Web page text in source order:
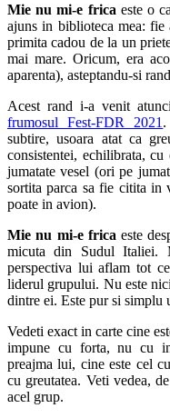
Mie nu mi-e frica este o
ajuns in biblioteca mea:
primita cadou de la un
mai mare. Oricum, era
aparenta), asteptandu-si
Acest rand i-a venit
frumosul Fest-FDR 2021 .
subtire, usoara atat ca
consistentei, echilibrata,
jumatate vesel (ori pe
sortita parca sa fie citita in
poate in avion).
Mie nu mi-e frica este
micuta din Sudul Italiei.
perspectiva lui aflam tot
liderul grupului. Nu este
dintre ei. Este pur si simplu
Vedeti exact in carte cine
impune cu forta, nu cu
preajma lui, cine este cel
cu greutatea. Veti vedea,
acel grup.